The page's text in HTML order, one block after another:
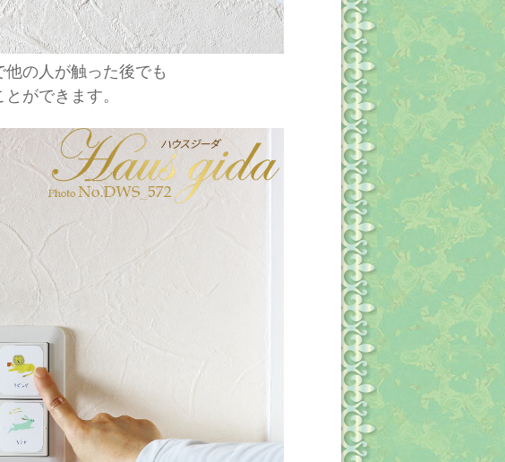
の人が触った後でも
ができます。